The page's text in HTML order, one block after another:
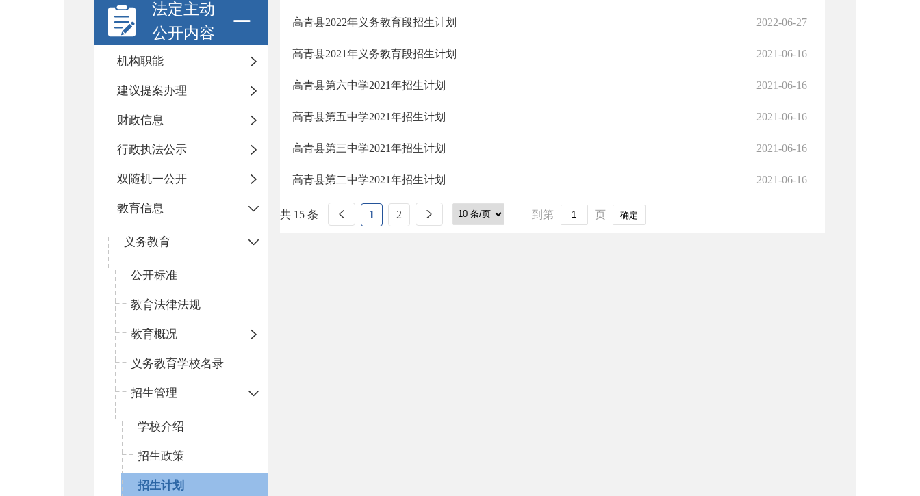
法定主动
公开内容
机构职能
建议提案办理
财政信息
行政执法公示
双随机一公开
教育信息
义务教育
公开标准
教育法律法规
教育概况
义务教育学校名录
招生管理
学校介绍
招生政策
招生计划
高青县2022年义务教育段招生计划 2022-06-27
高青县2021年义务教育段招生计划 2021-06-16
高青县第六中学2021年招生计划 2021-06-16
高青县第五中学2021年招生计划 2021-06-16
高青县第三中学2021年招生计划 2021-06-16
高青县第二中学2021年招生计划 2021-06-16
共 15 条 1 2 到第 页 确定